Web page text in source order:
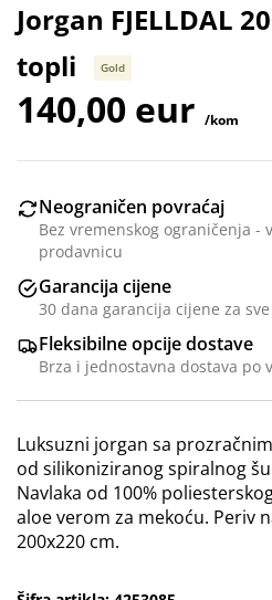
Jorgan FJELLDAL
topli
Gold
140,00 eur /kom
Neograničen povraćaj
Bez vremenskog ograničenja -
prodavnicu
Garancija cijene
30 dana garancija cijene za
Fleksibilne opcije dostave
Brza i jednostavna dostava po
Luksuzni jorgan sa
od silikoniziranog spiralnog
Navlaka od 100%
aloe verom za mekoću. Periv
200x220 cm.